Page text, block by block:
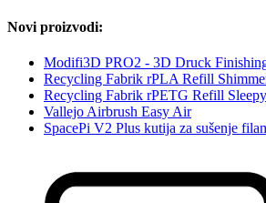
Novi proizvodi:
Modifi3D PRO2 - 3D Druck
Recycling Fabrik rPLA Refill
Recycling Fabrik rPETG Refill
Vallejo Airbrush Easy Air
SpacePi V2 Plus kutija za sušenje